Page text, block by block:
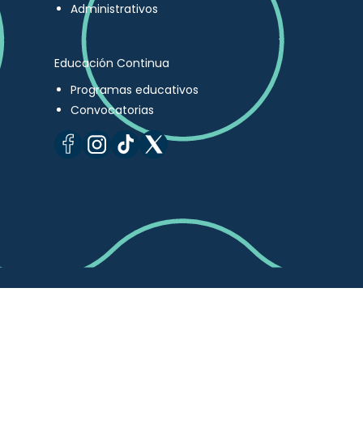
Administrativos
Educación Continua
Programas educativos
Convocatorias